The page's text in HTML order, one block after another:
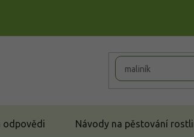
odpovědi Návody na pěstování